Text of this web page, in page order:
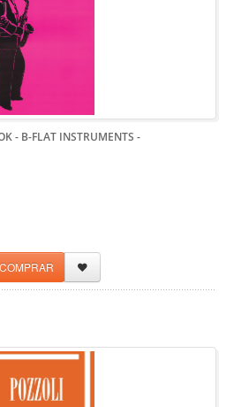
- B-FLAT INSTRUMENTS -
COMPRAR